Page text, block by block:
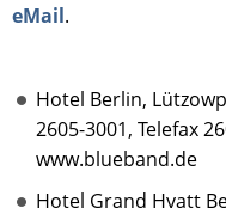
eMail.
Hotel Berlin,
2605-3001, Telefax
www.blueband.de
Hotel Grand Hyatt